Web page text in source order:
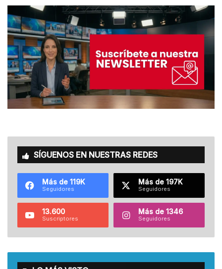
SÍGUENOS EN NUESTRAS REDES
Más de 119K
Seguidores
Más de 197K
Seguidores
13.600
Suscriptores
Más de 1346
Seguidores